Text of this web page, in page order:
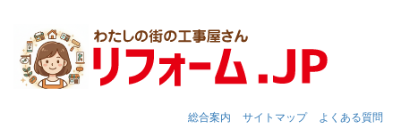
総合案内 サイトマップ
よくある質問